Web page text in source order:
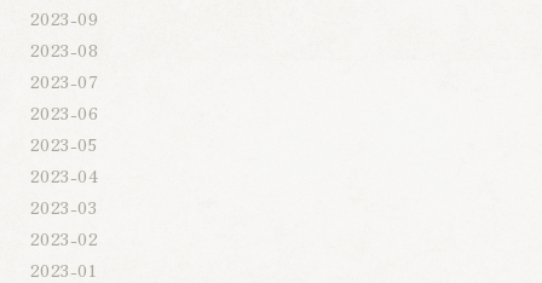
2023-09
2023-08
2023-07
2023-06
2023-05
2023-04
2023-03
2023-02
2023-01